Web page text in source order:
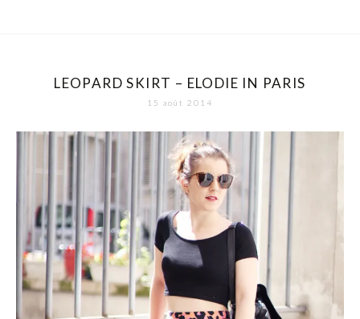
LEOPARD SKIRT – ELODIE IN PARIS
15 août 2014